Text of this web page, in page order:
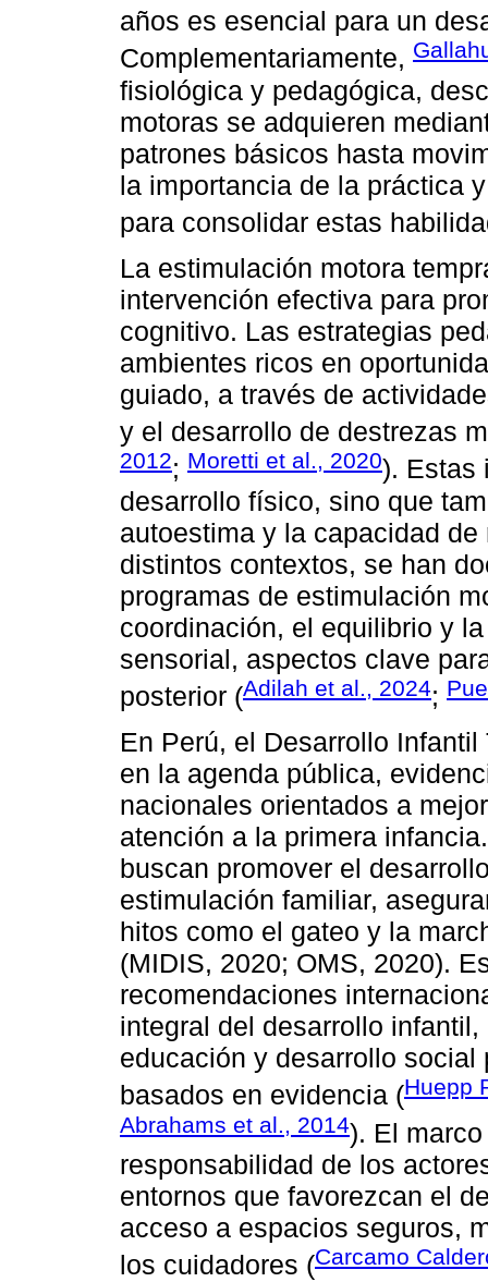
años es esencial para un
Complementariamente,
fisiológica y pedagógica,
motoras se adquieren
patrones básicos hasta
la importancia de la práctica
para consolidar estas
La estimulación motora
intervención efectiva para
cognitivo. Las estrategias
ambientes ricos en
guiado, a través de
y el desarrollo de destrezas
2012; Moretti et al., 2020). Estas
desarrollo físico, sino que
autoestima y la capacidad
distintos contextos, se han
programas de estimulación
coordinación, el equilibrio y
sensorial, aspectos clave
posterior (Adilah et al., 2024;
En Perú, el Desarrollo
en la agenda pública,
nacionales orientados a
atención a la primera
buscan promover el
estimulación familiar,
hitos como el gateo y la
(MIDIS, 2020; OMS, 2020).
recomendaciones
integral del desarrollo
educación y desarrollo
basados en evidencia (Huepp
Abrahams et al., 2014). El
responsabilidad de los
entornos que favorezcan el
acceso a espacios seguros,
los cuidadores (Carcamo